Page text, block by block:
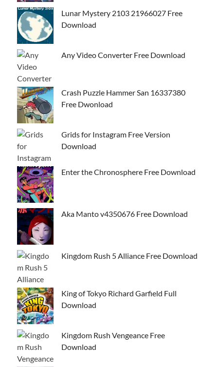
Lunar Mystery 2103 21966027 Free
Download
Any Video Converter Free Download
Crash Puzzle Hammer San 16337380
Free Dwonload
Grids for Instagram Free Version
Download
Enter the Chronosphere Free Download
Aka Manto v4350676 Free Download
Kingdom Rush 5 Alliance Free Download
King of Tokyo Richard Garfield Full
Download
Kingdom Rush Vengeance Free
Download